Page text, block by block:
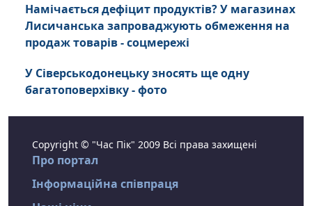
Намічається дефіцит продуктів? У магазинах
Лисичанська запроваджують обмеження на
продаж товарів - соцмережі
У Сіверськодонецьку зносять ще одну
багатоповерхівку - фото
Copyright © "Час Пік" 2009 Всі права захищені
Про портал
Інформаційна співпраця